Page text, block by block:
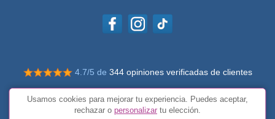
4.7/5 de 344 opiniones verificadas de clientes
© Todos los derechos reservados Impulsivos
Condiciones generales
Usamos cookies para mejorar tu experiencia. Puedes aceptar,
rechazar o personalizar tu elección.